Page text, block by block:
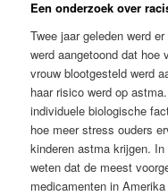
Een onderzoek over
Twee jaar geleden werd
werd aangetoond dat hoe
vrouw blootgesteld werd
haar risico werd op
individuele biologische
hoe meer stress ouders
kinderen astma krijgen.
weten dat de meest
medicamenten in